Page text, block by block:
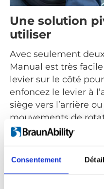
Consentement
Une solution
utiliser
Avec seulement
Manual est très
levier sur le côté
enfoncez le levier à
siège vers l’arrière
mouvements de
peuvent être